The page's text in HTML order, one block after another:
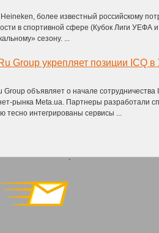
более известный российскому
в спортивной сфере (Кубок Лиги УЕФА
сезону. ...
Group укрепляет позиции ICQ в
Group объявляет о начале сотрудничества
рынка Meta.ua. Партнеры разработали
тесно интегрированы сервисы ...
`